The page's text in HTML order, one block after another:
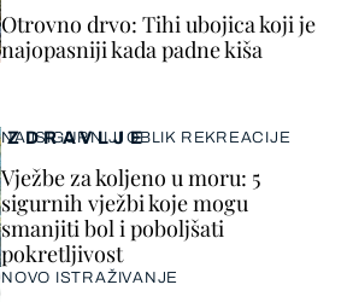
ZDRAVLJE
NAJSIGURNIJI OBLIK REKREACIJE
Vježbe za koljeno u moru: 5
sigurnih vježbi koje mogu
smanjiti bol i poboljšati
pokretljivost
NOVO ISTRAŽIVANJE
Otrovno drvo: Tihi ubojica koji je
najopasniji kada padne kiša